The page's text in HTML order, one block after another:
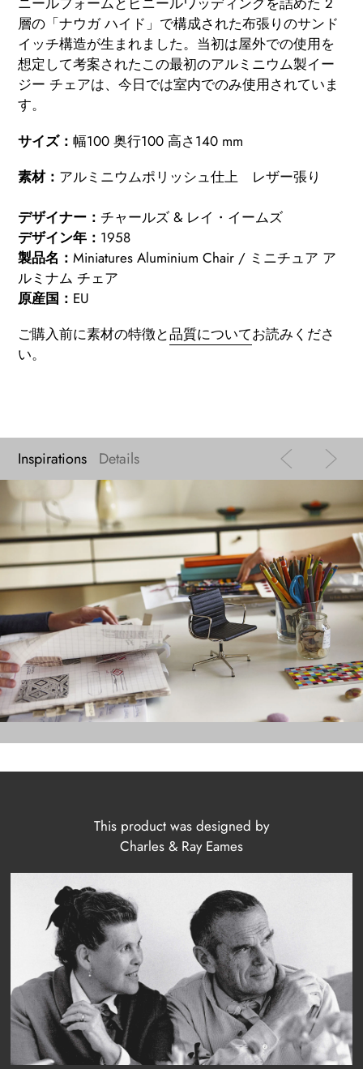
層の「ナウガ ハイド」で構成された布張りのサンド
イッチ構造が生まれました。当初は屋外での使用を
想定して考案されたこの最初のアルミニウム製イー
ジー チェアは、今日では室内でのみ使用されていま
す。
サイズ： 幅100 奥行100 高さ140 mm
素材： アルミニウムポリッシュ仕上 レザー張り
デザイナー： チャールズ & レイ・イームズ
デザイン年： 1958
製品名： Miniatures Aluminium Chair / ミニチュア ア
ルミナム チェア
原産国： EU
ご購入前に素材の特徴と品質についてお読みくださ
い。
Inspirations Details
This product was designed by
Charles & Ray Eames